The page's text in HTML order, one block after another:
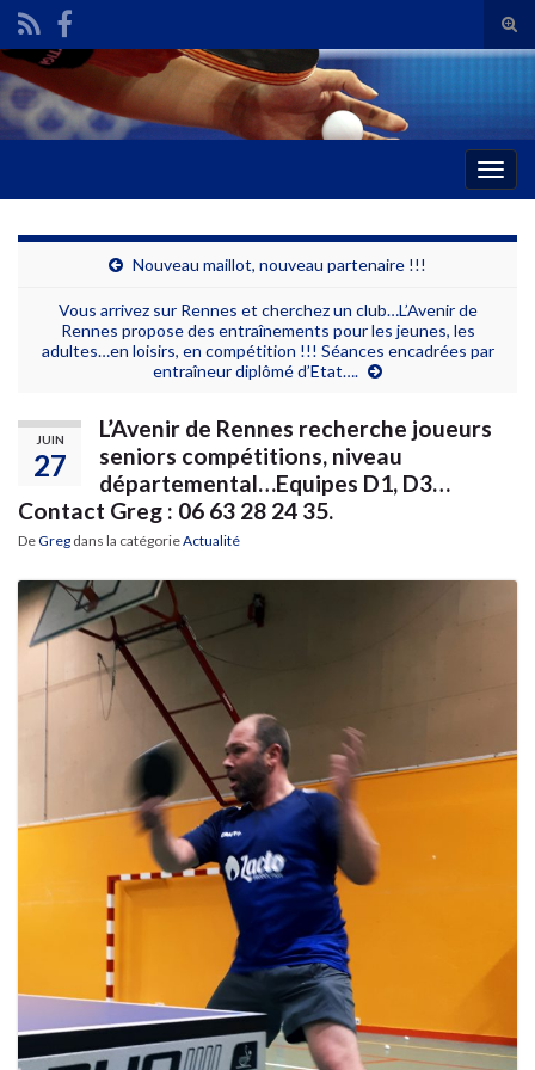
Search for:
Nouveau maillot, nouveau partenaire !!!
Vous arrivez sur Rennes et cherchez un club…L’Avenir de
Rennes propose des entraînements pour les jeunes, les
adultes…en loisirs, en compétition !!! Séances encadrées par
entraîneur diplômé d’Etat….
JUIN
27
L’Avenir de Rennes recherche joueurs
seniors compétitions, niveau
départemental…Equipes D1, D3…
Contact Greg : 06 63 28 24 35.
DeGreg dans la catégorieActualité